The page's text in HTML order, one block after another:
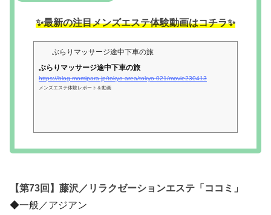
✨最新の注目メンズエステ体験動画はコチラ✨
ぶらりマッサージ途中下車の旅
ぶらりマッサージ途中下車の旅
https://blog.momipara.jp/tokyo-area/tokyo-021/movie230413
メンズエステ体験レポート＆動画
【第73回】藤沢／リラクゼーションエステ「ココミ」
◆一般／アジアン